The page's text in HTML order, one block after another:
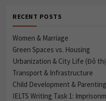
RECENT POSTS
Women & Marriage
Green Spaces vs. Housing
Urbanization & City Life (Đô
Transport & Infrastructure
Child Development & Parenting
IELTS Writing Task 1: